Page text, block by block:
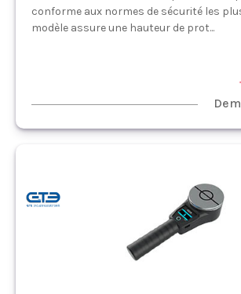
conforme aux normes de sécurité les
modèle assure une hauteur de prot...